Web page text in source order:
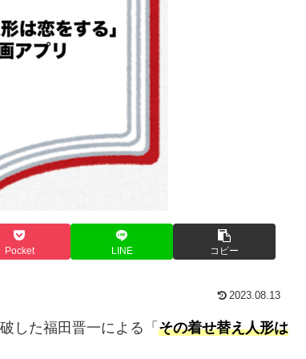
Pocket LINE コピー
2023.08.13
した福田晋一による「 その着せ替え人形は